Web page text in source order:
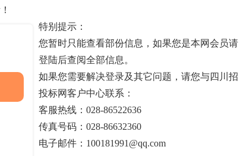
特别提示：
您暂时只能查看部份信息，如果您是本网会员请
登陆后查阅全部信息。
如果您需要解决登录及其它问题，请您与四川招
投标网客户中心联系：
客服热线：028-86522636
传真号码：028-86632360
电子邮件：100181991@qq.com